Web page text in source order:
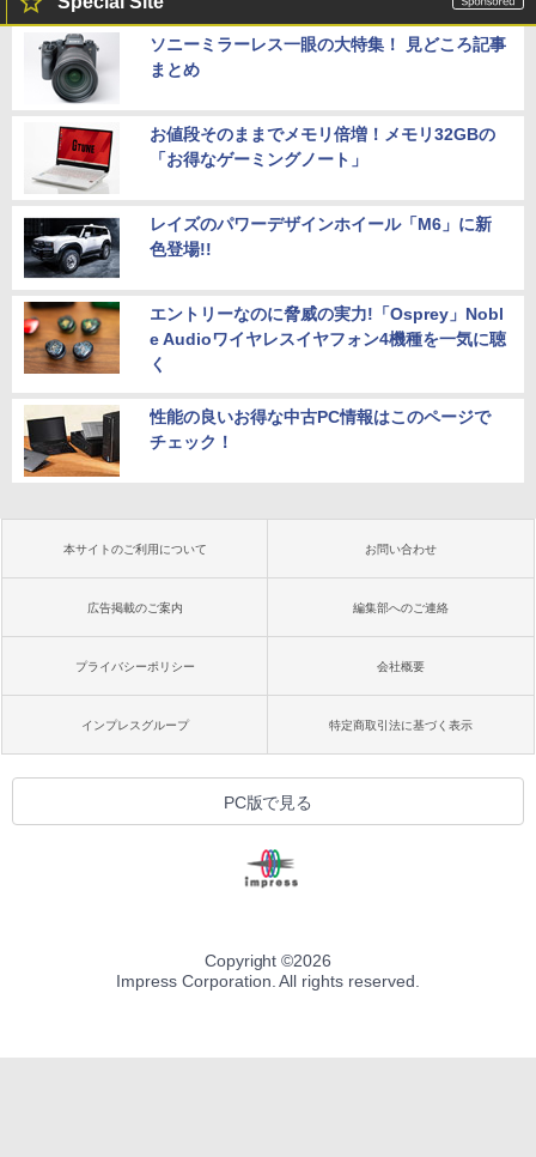
ソニーミラーレス一眼の大特集！ 見どころ記事
まとめ
お値段そのままでメモリ倍増！メモリ32GBの
「お得なゲーミングノート」
レイズのパワーデザインホイール「M6」に新
色登場!!
エントリーなのに脅威の実力!「Osprey」Nobl
e Audioワイヤレスイヤフォン4機種を一気に聴
く
性能の良いお得な中古PC情報はこのページで
チェック！
本サイトのご利用について お問い合わせ
広告掲載のご案内 編集部へのご連絡
プライバシーポリシー 会社概要
インプレスグループ 特定商取引法に基づく表示
PC版で見る
Copyright ©2026
Impress Corporation. All rights reserved.